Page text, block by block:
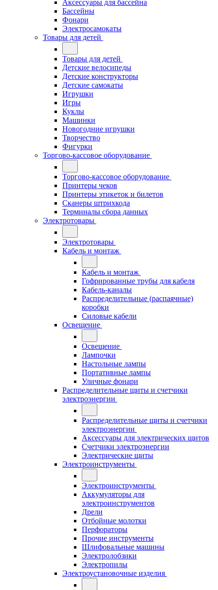
Аксессуары для бассейна
Бассейны
Фонари
Электросамокаты
Товары для детей
Товары для детей
Детские велосипеды
Детские конструкторы
Детские самокаты
Игрушки
Игры
Куклы
Машинки
Новогодние игрушки
Творчество
Фигурки
Торгово-кассовое оборудование
Торгово-кассовое оборудование
Принтеры чеков
Принтеры этикеток и билетов
Сканеры штрихкода
Терминалы сбора данных
Электротовары
Электротовары
Кабель и монтаж
Кабель и монтаж
Гофрированные трубы для кабеля
Кабель-каналы
Распределительные (распаячные)
коробки
Силовые кабели
Освещение
Освещение
Лампочки
Настольные лампы
Портативные лампы
Уличные фонари
Распределительные щиты и счетчики
электроэнергии
Распределительные щиты и счетчики
электроэнергии
Аксессуары для электрических щитов
Счетчики электроэнергии
Электрические щиты
Электроинструменты
Электроинструменты
Аккумуляторы для
электроинструментов
Дрели
Отбойные молотки
Перфораторы
Прочие инструменты
Шлифовальные машины
Электролобзики
Электропилы
Электроустановочные изделия